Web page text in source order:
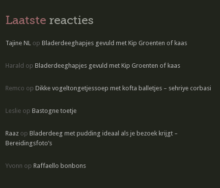
Laatste reacties
Tajine NL opBladerdeeghapjes gevuld met Kip Groenten of kaas
Harald opBladerdeeghapjes gevuld met Kip Groenten of kaas
Remco opDikke vogeltongetjessoep met kofta balletjes – sehriye corbasi
Leslie opBastogne toetje
Raaz opBladerdeeg met pudding ideaal als je bezoek krijgt –
Bereidingsfoto’s
Yvonn opRaffaello bonbons